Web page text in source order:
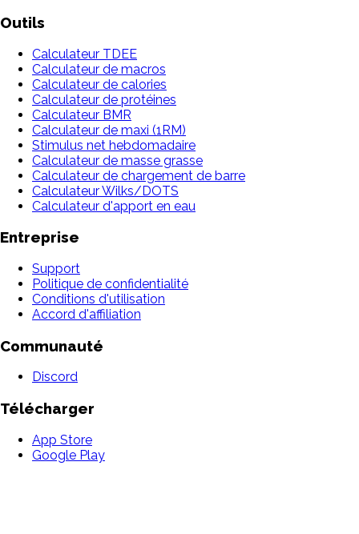
Outils
Calculateur TDEE
Calculateur de macros
Calculateur de calories
Calculateur de protéines
Calculateur BMR
Calculateur de maxi (1RM)
Stimulus net hebdomadaire
Calculateur de masse grasse
Calculateur de chargement de barre
Calculateur Wilks/DOTS
Calculateur d'apport en eau
Entreprise
Support
Politique de confidentialité
Conditions d'utilisation
Accord d'affiliation
Communauté
Discord
Télécharger
App Store
Google Play